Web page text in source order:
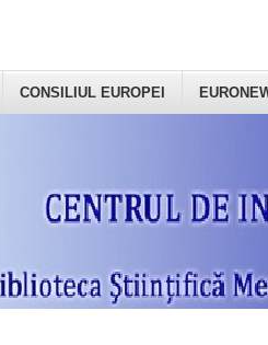
CONSILIUL EUROPEI